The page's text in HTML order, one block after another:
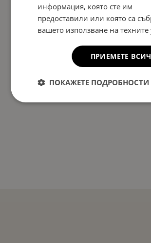
информация, която сте им
предоставили или която са
вашето използване на техните
ПРИЕМЕТЕ
ПОКАЖЕТЕ ПОДРОБНОСТИ